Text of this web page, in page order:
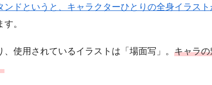
ンドというと、キャラクターひとりの全身イラスト
。
、使用されているイラストは「場面写」。 キャラ